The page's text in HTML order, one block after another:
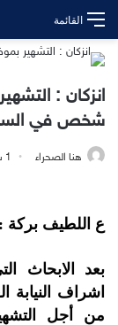
القائمة
انزكان :
شخص في
هنا الصحراء 1 سبتمبر، 2024 - 11:12 صباحًا
ع اللطيف بركة
بعد الابحاث
اشراف النيابة
من أجل